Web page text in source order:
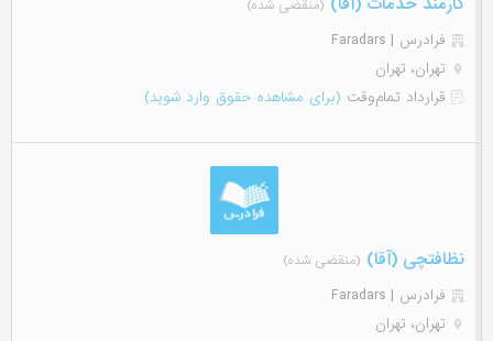
(منقضی شده)
فرادرس | Faradars
تهران، تهران
قرارداد تمام‌وقت (برای مشاهده حقوق وارد شوید)
نظافتچی (آقا) (منقضی شده)
فرادرس | Faradars
تهران، تهران